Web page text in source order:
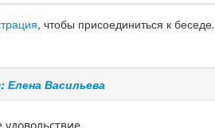
, чтобы присоединиться к беседе.
Елена Васильева